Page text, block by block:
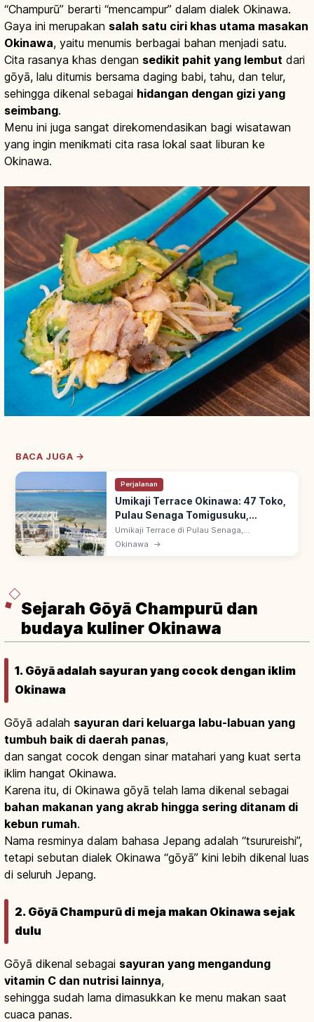
“Champurū” berarti “mencampur” dalam dialek Okinawa.
Gaya ini merupakan salah satu ciri khas utama masakan
Okinawa, yaitu menumis berbagai bahan menjadi satu.
Cita rasanya khas dengan sedikit pahit yang lembut dari
gōyā, lalu ditumis bersama daging babi, tahu, dan telur,
sehingga dikenal sebagai hidangan dengan gizi yang
seimbang.
Menu ini juga sangat direkomendasikan bagi wisatawan
yang ingin menikmati cita rasa lokal saat liburan ke
Okinawa.
BACA JUGA →
Perjalanan
Umikaji Terrace Okinawa: 47 Toko,
Pulau Senaga Tomigusuku,
Pemandangan & Akses
Umikaji Terrace di Pulau Senaga,
Tomigusuku, Okinawa: ~15 menit dari
Okinawa →
Sejarah Gōyā Champurū dan
budaya kuliner Okinawa
1. Gōyā adalah sayuran yang cocok dengan iklim
Okinawa
Gōyā adalah sayuran dari keluarga labu-labuan yang
tumbuh baik di daerah panas,
dan sangat cocok dengan sinar matahari yang kuat serta
iklim hangat Okinawa.
Karena itu, di Okinawa gōyā telah lama dikenal sebagai
bahan makanan yang akrab hingga sering ditanam di
kebun rumah.
Nama resminya dalam bahasa Jepang adalah “tsurureishi”,
tetapi sebutan dialek Okinawa “gōyā” kini lebih dikenal luas
di seluruh Jepang.
2. Gōyā Champurū di meja makan Okinawa sejak
dulu
Gōyā dikenal sebagai sayuran yang mengandung
vitamin C dan nutrisi lainnya,
sehingga sudah lama dimasukkan ke menu makan saat
cuaca panas.